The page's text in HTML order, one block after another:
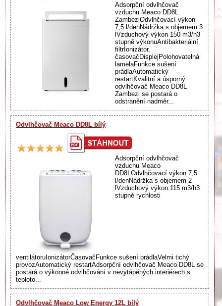
Adsorpční odvlhčovač
vzduchu Meaco DD8L
ZambeziOdvlhčovací výkon
7,5 l/denNádržka s objemem 3
lVzduchový výkon 150 m3/h3
stupně výkonuAntibakteriální
filtrIonizátor,
časovačDisplejPolohovatelná
lamelaFunkce sušení
prádlaAutomatický
restartKvalitní a úsporný
odvlhčovač Meaco DD8L
Zambezi se postará o
odstranění nadměr...
Odvlhčovač Meaco DD8L bílý
Adsorpční odvlhčovač
vzduchu Meaco
DD8LOdvlhčovací výkon 7,5
l/denNádržka s objemem 2
lVzduchový výkon 115 m3/h3
stupně rychlosti
ventilátoruIonizátorČasovačFunkce sušení prádlaVelmi tichý
provozAutomatický restartAdsorpční odvlhčovač Meaco DD8L se
postará o výkonné odvlhčování v nevytápěných interiérech s
teploto...
Odvlhčovač Meaco Low Energy 12L bílý